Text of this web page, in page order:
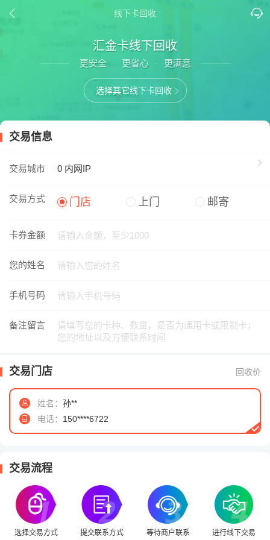
线下卡回收
汇金卡线下回收
更安全 · 更省心 · 更满意
选择其它线下卡回收
交易信息
交易城市 0 内网IP
交易方式 门店 上门 邮寄
卡券金额
您的姓名
手机号码
备注留言
交易门店 回收价
姓名： 孙**
电话： 150****6722
交易流程
选择交易方式 提交联系方式 等待商户联系 进行线下交易